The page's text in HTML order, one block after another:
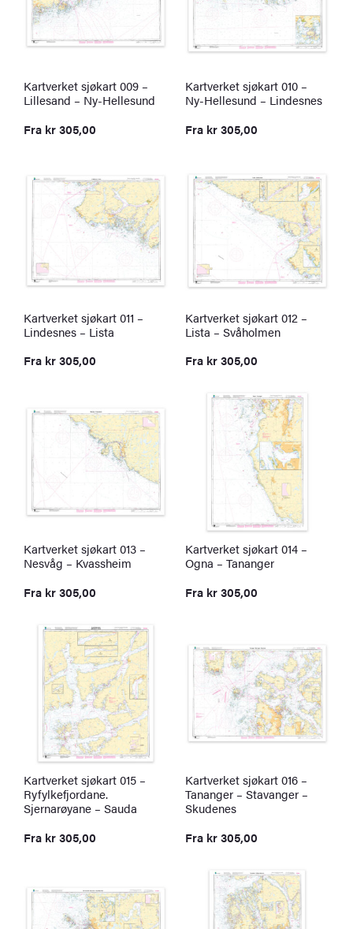
Kartverket sjøkart 009 –
Lillesand – Ny-Hellesund
Fra kr305,00
Kartverket sjøkart 010 –
Ny-Hellesund – Lindesnes
Fra kr305,00
Kartverket sjøkart 011 –
Lindesnes – Lista
Fra kr305,00
Kartverket sjøkart 012 –
Lista – Svåholmen
Fra kr305,00
Kartverket sjøkart 013 –
Nesvåg – Kvassheim
Fra kr305,00
Kartverket sjøkart 014 –
Ogna – Tananger
Fra kr305,00
Kartverket sjøkart 015 –
Ryfylkefjordane.
Sjernarøyane – Sauda
Fra kr305,00
Kartverket sjøkart 016 –
Tananger – Stavanger –
Skudenes
Fra kr305,00